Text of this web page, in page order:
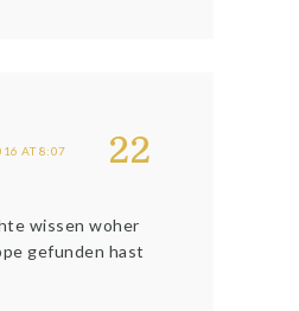
22
AT 8:07
wissen woher
gefunden hast